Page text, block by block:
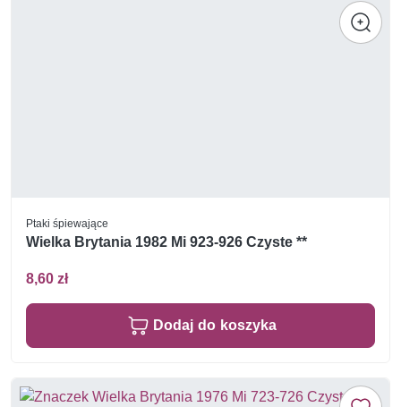
Ptaki śpiewające
Wielka Brytania 1982 Mi 923-926 Czyste **
8,60 zł
Dodaj do koszyka